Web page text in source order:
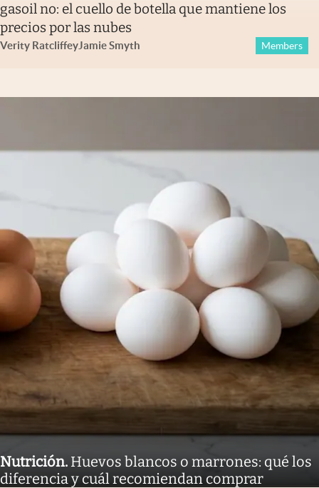
gasoil no: el cuello de botella que mantiene los
precios por las nubes
Verity RatcliffeyJamie Smyth Members
Nutrición. Huevos blancos o marrones: qué los
diferencia y cuál recomiendan comprar